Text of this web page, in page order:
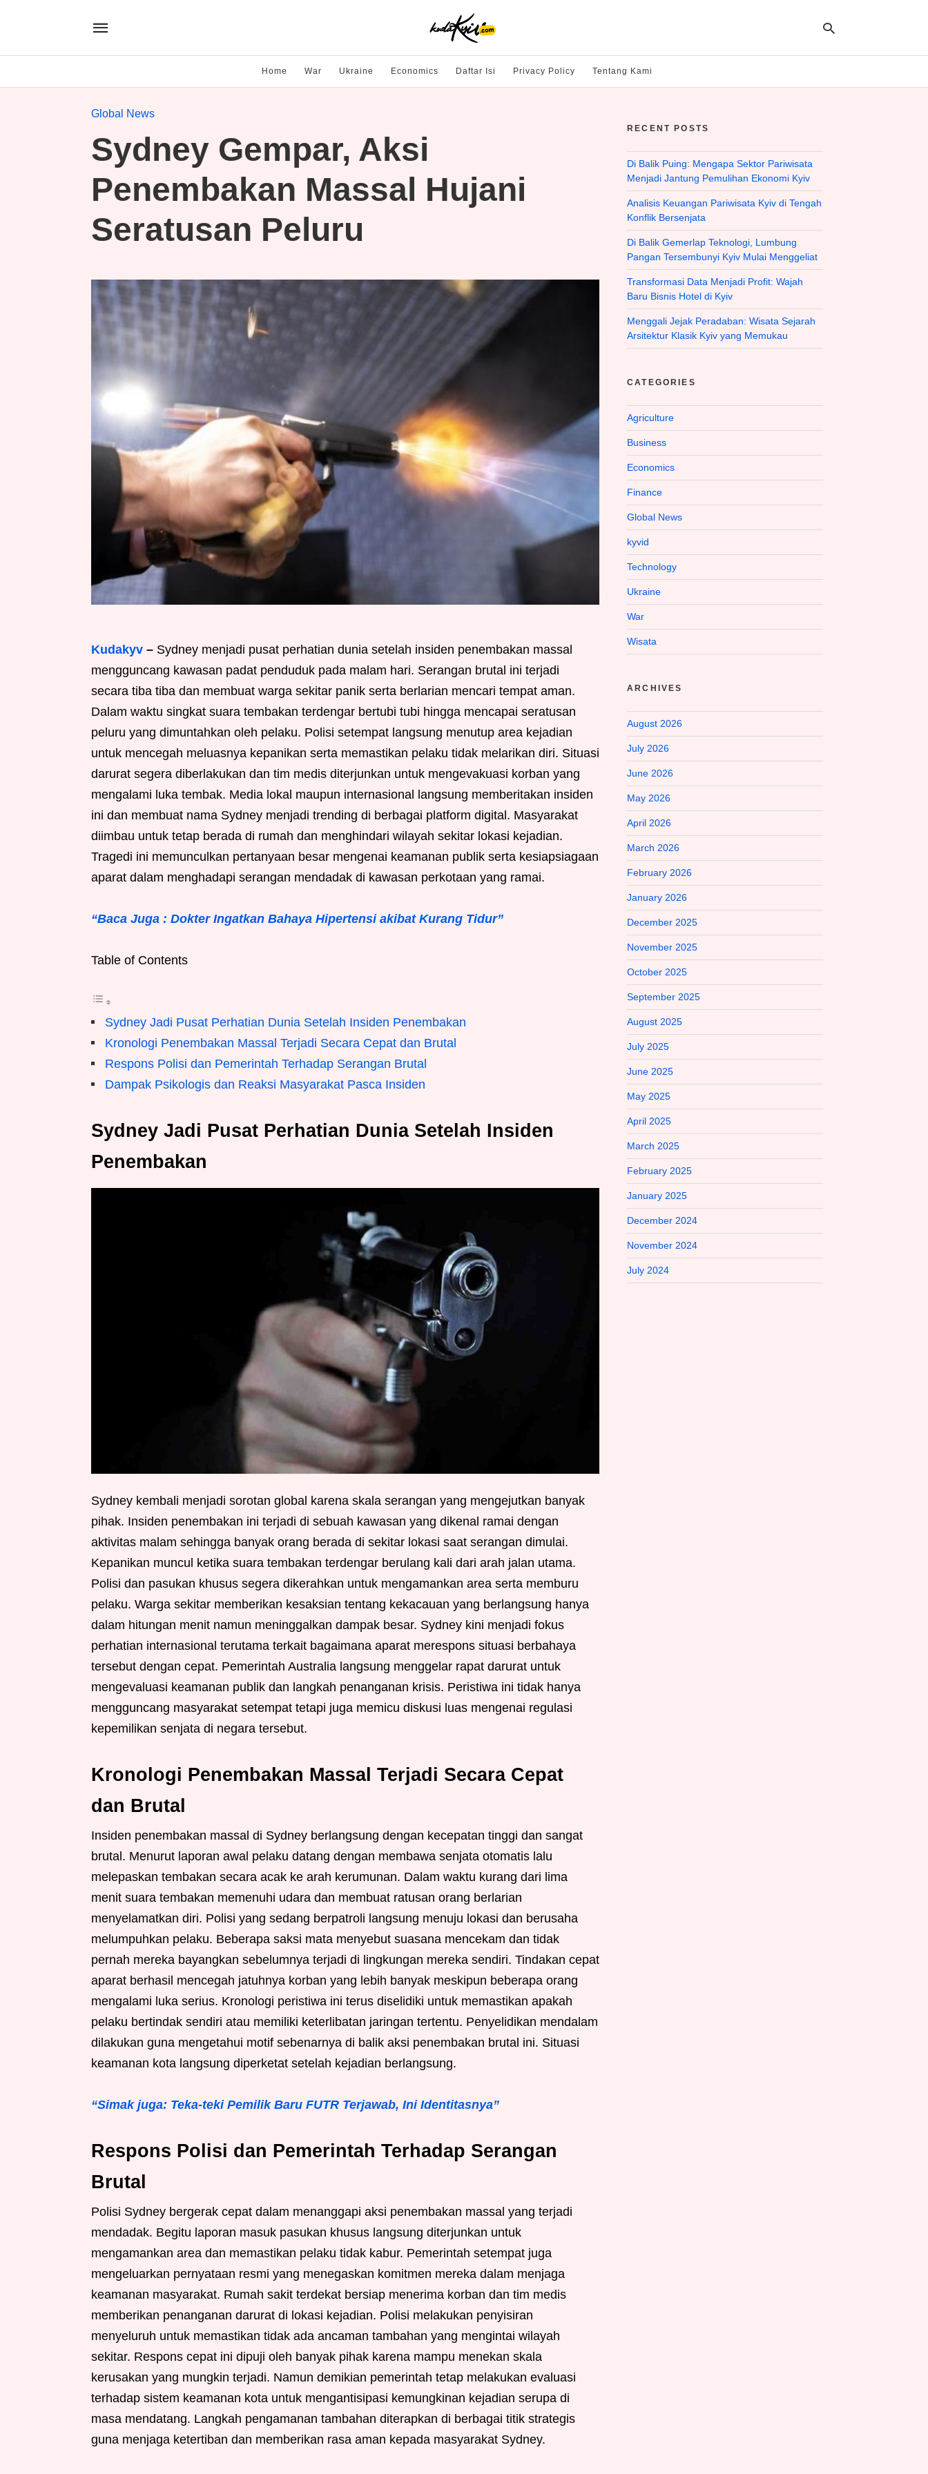
Home War Ukraine Economics Daftar Isi Privacy Policy Tentang Kami
Global News
Sydney Gempar, Aksi
Penembakan Massal Hujani
Seratusan Peluru
Kudakyv – Sydney menjadi pusat perhatian dunia setelah insiden penembakan massal
mengguncang kawasan padat penduduk pada malam hari. Serangan brutal ini terjadi
secara tiba tiba dan membuat warga sekitar panik serta berlarian mencari tempat aman.
Dalam waktu singkat suara tembakan terdengar bertubi tubi hingga mencapai seratusan
peluru yang dimuntahkan oleh pelaku. Polisi setempat langsung menutup area kejadian
untuk mencegah meluasnya kepanikan serta memastikan pelaku tidak melarikan diri. Situasi
darurat segera diberlakukan dan tim medis diterjunkan untuk mengevakuasi korban yang
mengalami luka tembak. Media lokal maupun internasional langsung memberitakan insiden
ini dan membuat nama Sydney menjadi trending di berbagai platform digital. Masyarakat
diimbau untuk tetap berada di rumah dan menghindari wilayah sekitar lokasi kejadian.
Tragedi ini memunculkan pertanyaan besar mengenai keamanan publik serta kesiapsiagaan
aparat dalam menghadapi serangan mendadak di kawasan perkotaan yang ramai.
“Baca Juga : Dokter Ingatkan Bahaya Hipertensi akibat Kurang Tidur”
Table of Contents
Sydney Jadi Pusat Perhatian Dunia Setelah Insiden Penembakan
Kronologi Penembakan Massal Terjadi Secara Cepat dan Brutal
Respons Polisi dan Pemerintah Terhadap Serangan Brutal
Dampak Psikologis dan Reaksi Masyarakat Pasca Insiden
Sydney Jadi Pusat Perhatian Dunia Setelah Insiden
Penembakan
Sydney kembali menjadi sorotan global karena skala serangan yang mengejutkan banyak
pihak. Insiden penembakan ini terjadi di sebuah kawasan yang dikenal ramai dengan
aktivitas malam sehingga banyak orang berada di sekitar lokasi saat serangan dimulai.
Kepanikan muncul ketika suara tembakan terdengar berulang kali dari arah jalan utama.
Polisi dan pasukan khusus segera dikerahkan untuk mengamankan area serta memburu
pelaku. Warga sekitar memberikan kesaksian tentang kekacauan yang berlangsung hanya
dalam hitungan menit namun meninggalkan dampak besar. Sydney kini menjadi fokus
perhatian internasional terutama terkait bagaimana aparat merespons situasi berbahaya
tersebut dengan cepat. Pemerintah Australia langsung menggelar rapat darurat untuk
mengevaluasi keamanan publik dan langkah penanganan krisis. Peristiwa ini tidak hanya
mengguncang masyarakat setempat tetapi juga memicu diskusi luas mengenai regulasi
kepemilikan senjata di negara tersebut.
Kronologi Penembakan Massal Terjadi Secara Cepat
dan Brutal
Insiden penembakan massal di Sydney berlangsung dengan kecepatan tinggi dan sangat
brutal. Menurut laporan awal pelaku datang dengan membawa senjata otomatis lalu
melepaskan tembakan secara acak ke arah kerumunan. Dalam waktu kurang dari lima
menit suara tembakan memenuhi udara dan membuat ratusan orang berlarian
menyelamatkan diri. Polisi yang sedang berpatroli langsung menuju lokasi dan berusaha
melumpuhkan pelaku. Beberapa saksi mata menyebut suasana mencekam dan tidak
pernah mereka bayangkan sebelumnya terjadi di lingkungan mereka sendiri. Tindakan cepat
aparat berhasil mencegah jatuhnya korban yang lebih banyak meskipun beberapa orang
mengalami luka serius. Kronologi peristiwa ini terus diselidiki untuk memastikan apakah
pelaku bertindak sendiri atau memiliki keterlibatan jaringan tertentu. Penyelidikan mendalam
dilakukan guna mengetahui motif sebenarnya di balik aksi penembakan brutal ini. Situasi
keamanan kota langsung diperketat setelah kejadian berlangsung.
“Simak juga: Teka-teki Pemilik Baru FUTR Terjawab, Ini Identitasnya”
Respons Polisi dan Pemerintah Terhadap Serangan
Brutal
Polisi Sydney bergerak cepat dalam menanggapi aksi penembakan massal yang terjadi
mendadak. Begitu laporan masuk pasukan khusus langsung diterjunkan untuk
mengamankan area dan memastikan pelaku tidak kabur. Pemerintah setempat juga
mengeluarkan pernyataan resmi yang menegaskan komitmen mereka dalam menjaga
keamanan masyarakat. Rumah sakit terdekat bersiap menerima korban dan tim medis
memberikan penanganan darurat di lokasi kejadian. Polisi melakukan penyisiran
menyeluruh untuk memastikan tidak ada ancaman tambahan yang mengintai wilayah
sekitar. Respons cepat ini dipuji oleh banyak pihak karena mampu menekan skala
kerusakan yang mungkin terjadi. Namun demikian pemerintah tetap melakukan evaluasi
terhadap sistem keamanan kota untuk mengantisipasi kemungkinan kejadian serupa di
masa mendatang. Langkah pengamanan tambahan diterapkan di berbagai titik strategis
guna menjaga ketertiban dan memberikan rasa aman kepada masyarakat Sydney.
RECENT POSTS
Di Balik Puing: Mengapa Sektor Pariwisata
Menjadi Jantung Pemulihan Ekonomi Kyiv
Analisis Keuangan Pariwisata Kyiv di Tengah
Konflik Bersenjata
Di Balik Gemerlap Teknologi, Lumbung
Pangan Tersembunyi Kyiv Mulai Menggeliat
Transformasi Data Menjadi Profit: Wajah
Baru Bisnis Hotel di Kyiv
Menggali Jejak Peradaban: Wisata Sejarah
Arsitektur Klasik Kyiv yang Memukau
CATEGORIES
Agriculture
Business
Economics
Finance
Global News
kyvid
Technology
Ukraine
War
Wisata
ARCHIVES
August 2026
July 2026
June 2026
May 2026
April 2026
March 2026
February 2026
January 2026
December 2025
November 2025
October 2025
September 2025
August 2025
July 2025
June 2025
May 2025
April 2025
March 2025
February 2025
January 2025
December 2024
November 2024
July 2024